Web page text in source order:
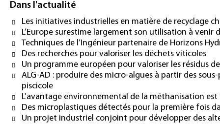
Dans l'actualité
Les initiatives industrielles en matière de recyclage
L’Europe surestime largement son utilisation à venir
Techniques de l’Ingénieur partenaire de Horizons
Des recherches pour valoriser les déchets viticoles
Un programme européen pour valoriser les résidus
ALG-AD : produire des micro-algues à partir des
piscicole
L’avantage environnemental de la méthanisation
Des microplastiques détectés pour la première fois
Un projet industriel conjoint pour développer des